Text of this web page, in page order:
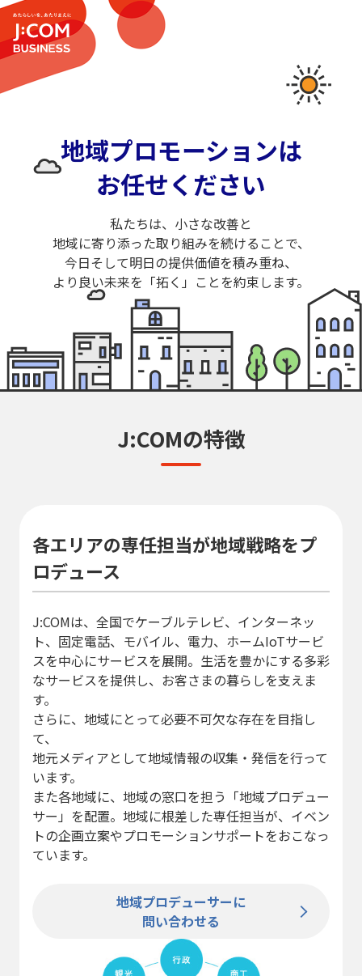
地域プロモーションは
お任せください
私たちは、小さな改善と
地域に寄り添った取り組みを続けることで、
今日そして明日の提供価値を積み重ね、
より良い未来を「拓く」ことを約束します。
J:COMの特徴
各エリアの専任担当が地域戦略をプ
ロデュース
J:COMは、全国でケーブルテレビ、インターネッ
ト、固定電話、モバイル、電力、ホームIoTサービ
スを中心にサービスを展開。生活を豊かにする多彩
なサービスを提供し、お客さまの暮らしを支えま
す。
さらに、地域にとって必要不可欠な存在を目指し
て、
地元メディアとして地域情報の収集・発信を行って
います。
また各地域に、地域の窓口を担う「地域プロデュー
サー」を配置。地域に根差した専任担当が、イベン
トの企画立案やプロモーションサポートをおこなっ
ています。
地域プロデューサーに
問い合わせる